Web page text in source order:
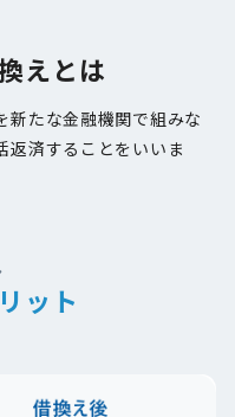
えとは
新たな金融機関で組みな
返済することをいいま
ット